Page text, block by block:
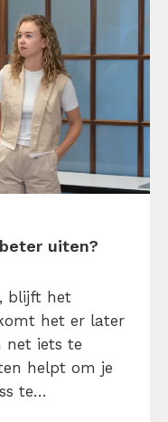
uiten?
blijft het
het er later
net iets te
helpt om je
te